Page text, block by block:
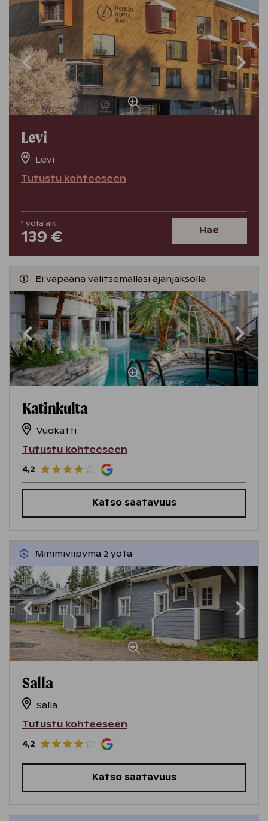
Levi
Levi
Tutustu kohteeseen
1 yötä alk.
139 € Hae
Ei vapaana valitsemallasi ajanjaksolla
Katinkulta
Vuokatti
Tutustu kohteeseen
4,2
Katso saatavuus
Minimiviipymä 2 yötä
Salla
Salla
Tutustu kohteeseen
4,2
Katso saatavuus